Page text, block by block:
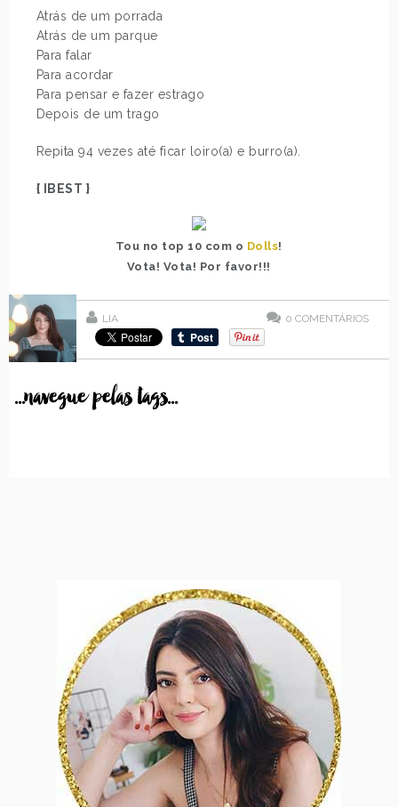
Atrás de um porrada
Atrás de um parque
Para falar
Para acordar
Para pensar e fazer estrago
Depois de um trago
Repita 94 vezes até ficar loiro(a) e burro(a).
{ IBEST }
Tou no top 10 com o Dolls!
Vota! Vota! Por favor!!!
LIA 0 COMENTÁRIOS
...navegue pelas tags...